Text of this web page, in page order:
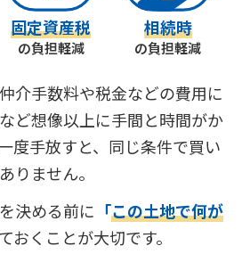
固定資産税
の負担軽減
相続時
の負担軽減
介手数料や税金などの費用に
ど想像以上に手間と時間がか
度手放すと、同じ条件で買い
りません。
決める前に 「この土地で何が
おくことが大切です。